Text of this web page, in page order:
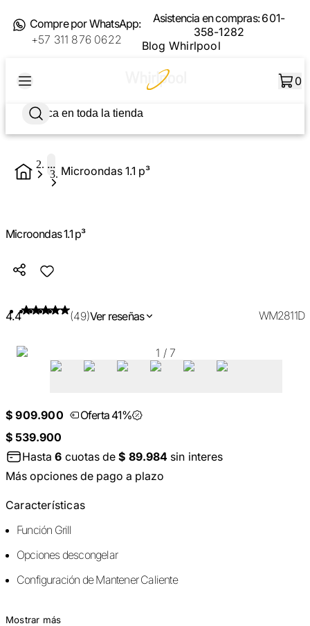
Compre por WhatsApp:
+57 311 876 0622
Asistencia en compras:601-
358-1282
Blog Whirlpool
0
... Microondas 1.1 p³
Microondas 1.1 p³
4.4 (49)Ver reseñas WM2811D
1 / 7
$ 909.900
Oferta 41%
$ 539.900
Hasta6 cuotas de$ 89.984 sin interes
Más opciones de pago a plazo
Características
Función Grill
Opciones descongelar
Configuración de Mantener Caliente
Mostrar más